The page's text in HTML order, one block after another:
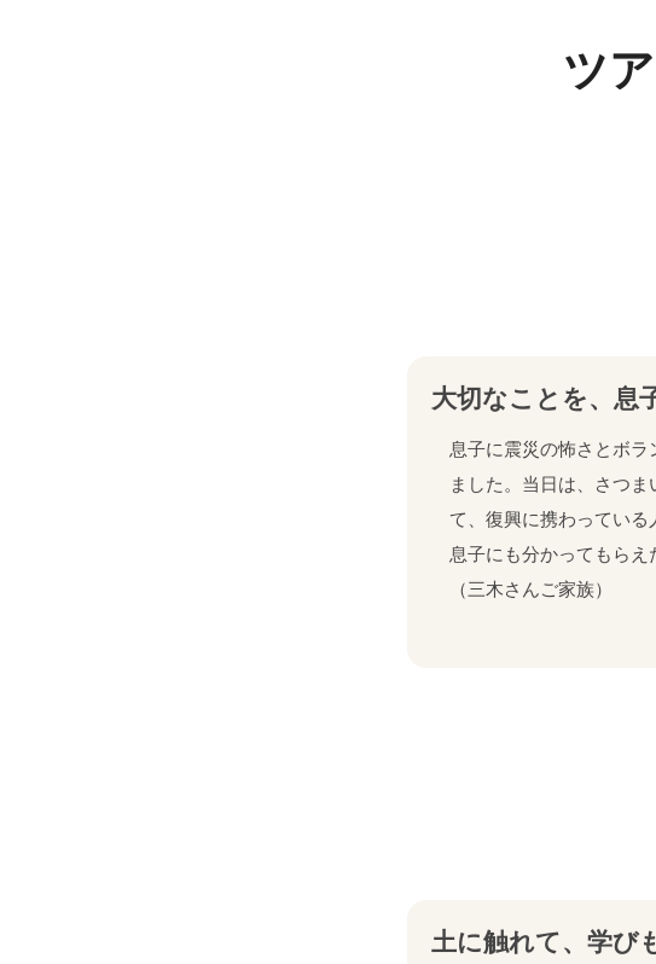
ツ
大切なことを、息
息子に震災の怖さとボラ
ました。当日は、さつ
て、復興に携わっている
息子にも分かってもらえ
（三木さんご家族）
土に触れて、学び